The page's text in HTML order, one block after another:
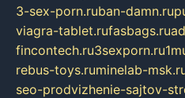
3-sex-porn.ruban-damn.ru
viagra-tablet.rufasbags.ru
fincontech.ru3sexporn.ru
rebus-toys.ruminelab-
seo-prodvizhenie-sajtov-